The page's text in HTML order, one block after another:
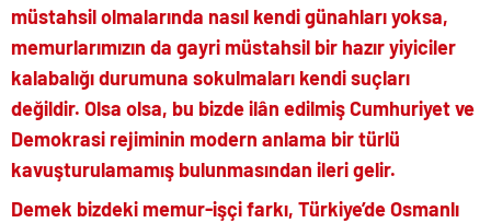
müstahsil olmalarında nasıl kendi günahları yoksa,
memurlarımızın da gayri müstahsil bir hazır yiyiciler
kalabalığı durumuna sokulmaları kendi suçları
değildir. Olsa olsa, bu bizde ilân edilmiş Cumhuriyet ve
Demokrasi rejiminin modern anlama bir türlü
kavuşturulamamış bulunmasından ileri gelir.
Demek bizdeki memur-işçi farkı, Türkiye’de Osmanlı